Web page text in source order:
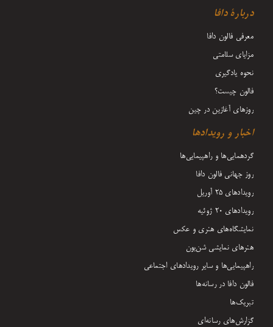
دربارۀ دافا
معرفی فالون دافا
مزایای سلامتی
نحوه یادگیری
فالون چیست؟
روزهای آغازین در چین
اخبار و رویدادها
گردهمایی‌ها و راهپیمایی‌ها
روز جهانی فالون دافا
رویدادهای ۲۵ آوریل
رویدادهای ۲۰ ژوئیه
نمایشگاه‌های هنری و عکس
هنرهای نمایشی شن‌یون
راهپیمایی‌ها و سایر رویدادهای اجتماعی
فالون دافا در رسانه‌ها
تبریک‌ها
گزارش‌های رسانه‌ای